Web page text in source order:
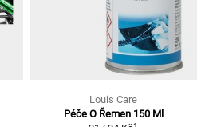
Louis Care
Péče O Řemen 150 Ml